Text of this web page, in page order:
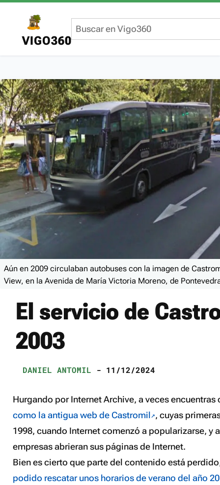
VIGO360
Aún en 2009 circulaban autobuses con la imagen de
View, en la Avenida de María Victoria Moreno, de
El servicio de
2003
DANIEL ANTOMIL - 11/12/2024
Hurgando por Internet Archive, a veces encuentras
como la antigua web de Castromil , cuyas
1998, cuando Internet comenzó a popularizarse, y
empresas abrieran sus páginas de Internet.
Bien es cierto que parte del contenido está
podido rescatar unos horarios de verano del año